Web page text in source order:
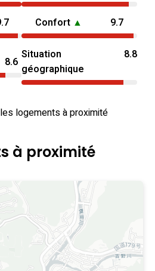
Confort ▲ 9.7
8.6
Situation
géographique
8.8
logements à proximité
à proximité